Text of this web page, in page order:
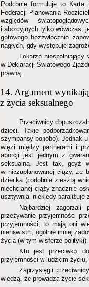
Podobnie formułuje to
Federacji Planowania
względów
i aborcyjnych tylko wówczas,
gotowego bezzwłocznie
nagłych, gdy występuje
Lekarze
w Deklaracji Światowego
prawną.
14. Argument
z życia seksualnego
Przeciwnicy
dzieci. Takie
szympansy bonobo). Jednak u
więzi między partnerami i
aborcji jest jednym z
seksualną. Jest tak, gdyż
w niezaplanowanej ciąży, że
dziecka (podobnie zresztą
niechcianej ciąży znacznie
usztywnia, niekiedy paraliżuje
Najbardziej zagorzali
przeżywanie przyjemności
przyjemności, to mają oni
nienawistni, ogólnie mniej
życia (w tym w sferze polityki).
Kto jest przeciwko
przyjemności w ludzkim
Zaprzysięgli
wiedzą, że prowadzą życie